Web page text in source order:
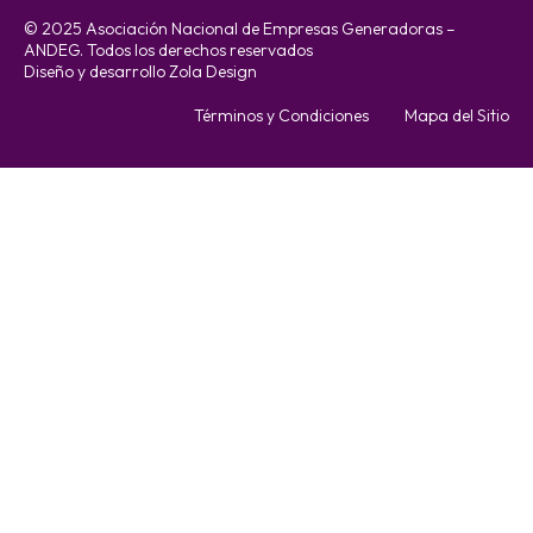
© 2025 Asociación Nacional de Empresas Generadoras –
ANDEG. Todos los derechos reservados
Diseño y desarrollo Zola Design
Términos y Condiciones Mapa del Sitio